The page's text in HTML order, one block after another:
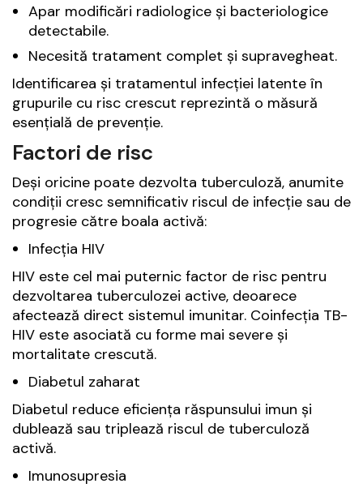
Apar modificări radiologice și bacteriologice
detectabile.
Necesită tratament complet și supravegheat.
Identificarea și tratamentul infecției latente în
grupurile cu risc crescut reprezintă o măsură
esențială de prevenție.
Factori de risc
Deși oricine poate dezvolta tuberculoză, anumite
condiții cresc semnificativ riscul de infecție sau de
progresie către boala activă:
Infecția HIV
HIV este cel mai puternic factor de risc pentru
dezvoltarea tuberculozei active, deoarece
afectează direct sistemul imunitar. Coinfecția TB-
HIV este asociată cu forme mai severe și
mortalitate crescută.
Diabetul zaharat
Diabetul reduce eficiența răspunsului imun și
dublează sau triplează riscul de tuberculoză
activă.
Imunosupresia